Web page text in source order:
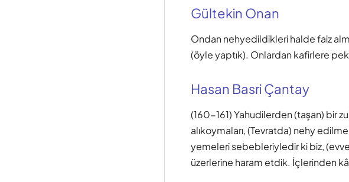
Gültekin Onan
Ondan nehyedildikleri halde faiz
(öyle yaptık). Onlardan kafirlere pek
Hasan Basri Çantay
(160-161) Yahudilerden (taşan) bir
alıkoymaları, (Tevratda) nehy
yemeleri sebebleriyledir ki biz,
üzerlerine haram etdik. İçlerinden